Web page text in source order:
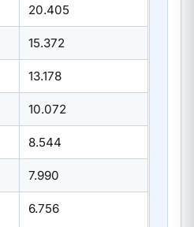
20.405
15.372
13.178
10.072
8.544
7.990
6.756